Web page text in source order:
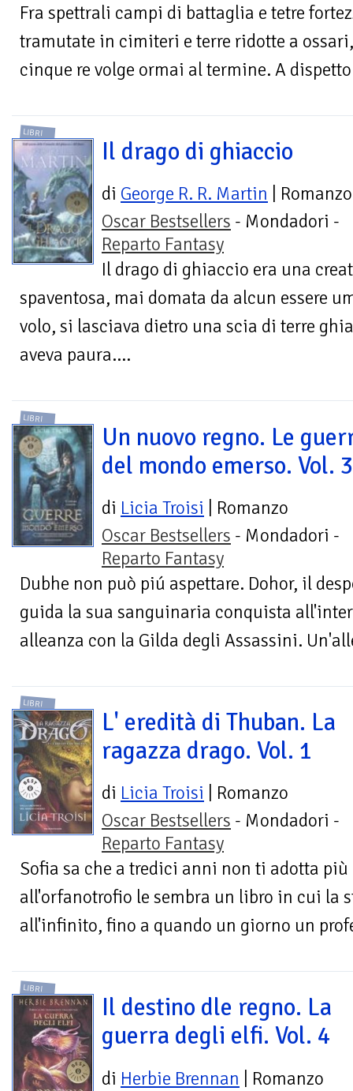
Fra spettrali campi di battaglia e tetre
tramutate in cimiteri e terre ridotte a
cinque re volge ormai al termine. A
LIBRI
Il drago di ghiaccio
di George R. R. Martin | Romanzo
Oscar Bestsellers - Mondadori -
Reparto Fantasy
Il drago di ghiaccio era una
spaventosa, mai domata da alcun essere
volo, si lasciava dietro una scia di terre
aveva paura....
LIBRI
Un nuovo regno. Le
del mondo emerso. Vol. 3
di Licia Troisi | Romanzo
Oscar Bestsellers - Mondadori -
Reparto Fantasy
Dubhe non può piú aspettare. Dohor, il
guida la sua sanguinaria conquista
alleanza con la Gilda degli Assassini.
LIBRI
L' eredità di Thuban. La
ragazza drago. Vol. 1
di Licia Troisi | Romanzo
Oscar Bestsellers - Mondadori -
Reparto Fantasy
Sofia sa che a tredici anni non ti adotta più
all'orfanotrofio le sembra un libro in cui la
all'infinito, fino a quando un giorno un
LIBRI
Il destino dle regno. La
guerra degli elfi. Vol. 4
di Herbie Brennan | Romanzo